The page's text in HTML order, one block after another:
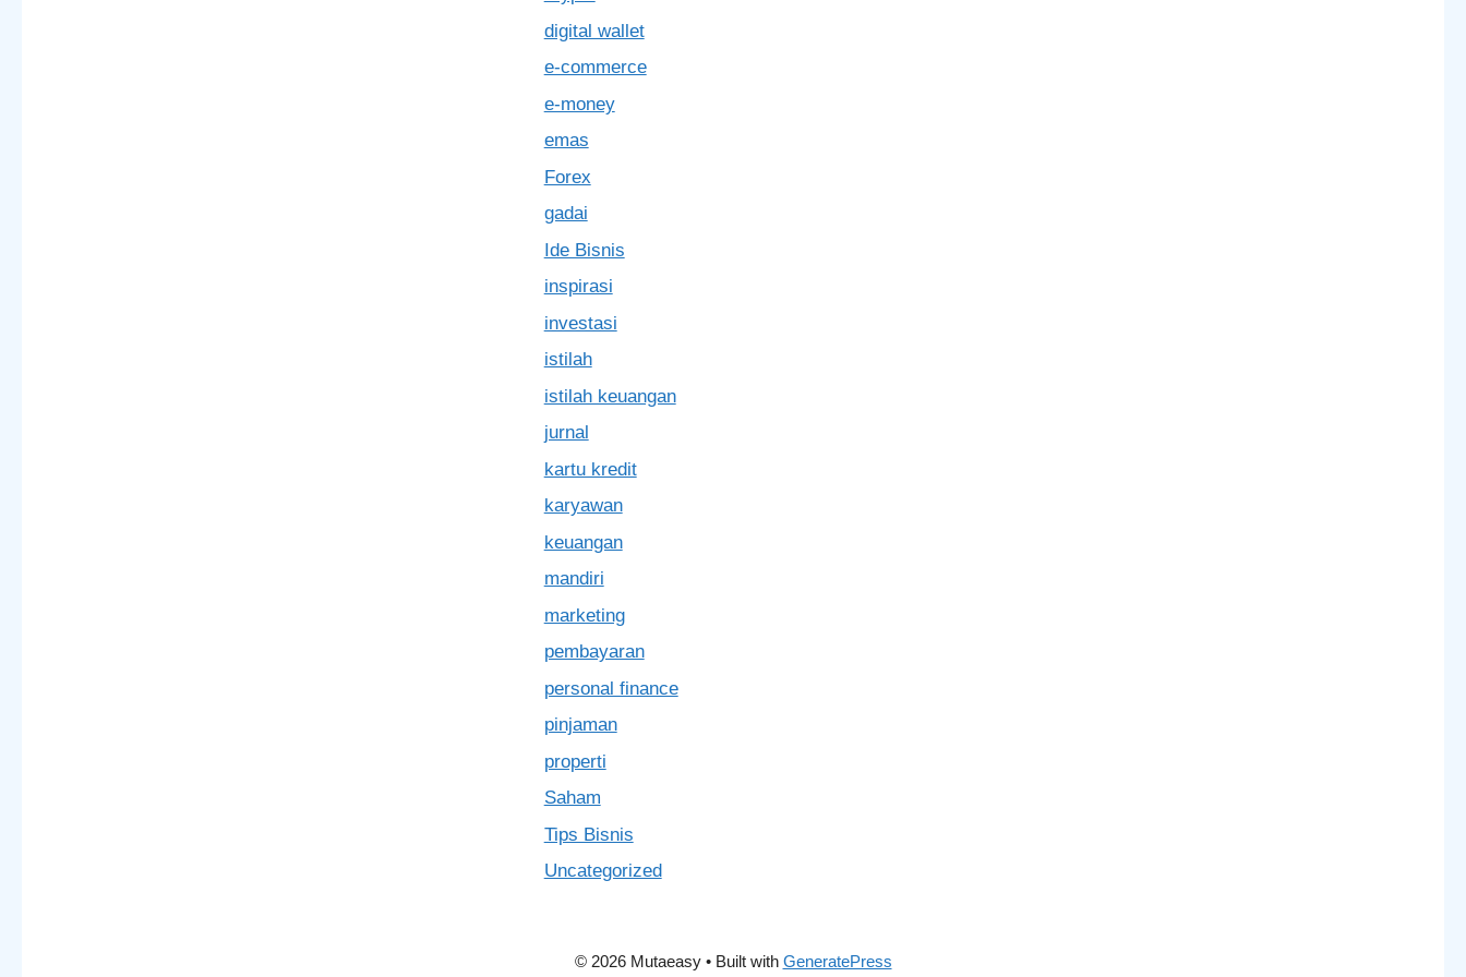
digital wallet
e-commerce
e-money
emas
Forex
gadai
Ide Bisnis
inspirasi
investasi
istilah
istilah keuangan
jurnal
kartu kredit
karyawan
keuangan
mandiri
marketing
pembayaran
personal finance
pinjaman
properti
Saham
Tips Bisnis
Uncategorized
© 2026 Mutaeasy• Built with GeneratePress